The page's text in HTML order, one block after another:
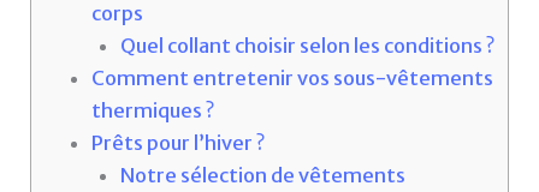
corps
Quel collant choisir selon les conditions ?
Comment entretenir vos sous-vêtements
thermiques ?
Prêts pour l’hiver ?
Notre sélection de vêtements